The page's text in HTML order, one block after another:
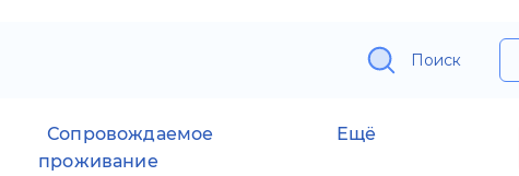
Поиск
Сопровождаемое
проживание
Ещё